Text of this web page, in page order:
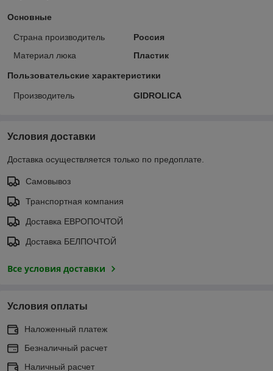
Основные
Страна производитель
Россия
Материал люка
Пластик
Пользовательские характеристики
Производитель GIDROLICA
Условия доставки
Доставка осуществляется только по предоплате.
Самовывоз
Транспортная компания
Доставка ЕВРОПОЧТОЙ
Доставка БЕЛПОЧТОЙ
Все условия доставки
Условия оплаты
Наложенный платеж
Безналичный расчет
Наличный расчет